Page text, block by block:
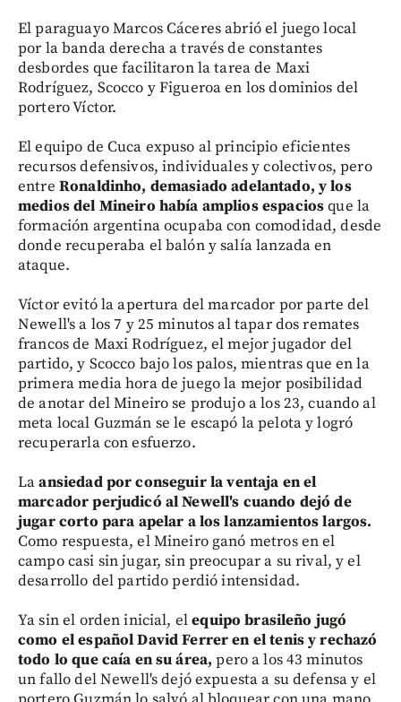
El paraguayo Marcos Cáceres abrió el juego local
por la banda derecha a través de constantes
desbordes que facilitaron la tarea de Maxi
Rodríguez, Scocco y Figueroa en los dominios del
portero Víctor.
El equipo de Cuca expuso al principio eficientes
recursos defensivos, individuales y colectivos, pero
entre Ronaldinho, demasiado adelantado, y los
medios del Mineiro había amplios espaciosque la
formación argentina ocupaba con comodidad, desde
donde recuperaba el balón y salía lanzada en
ataque.
Víctor evitó la apertura del marcador por parte del
Newell's a los 7 y 25 minutos al tapar dos remates
francos de Maxi Rodríguez, el mejor jugador del
partido, y Scocco bajo los palos, mientras que en la
primera media hora de juego la mejor posibilidad
de anotar del Mineiro se produjo a los 23, cuando al
meta local Guzmán se le escapó la pelota y logró
recuperarla con esfuerzo.
Laansiedad por conseguir la ventaja en el
marcador perjudicó al Newell's cuando dejó de
jugar corto para apelar a los lanzamientos largos.
Como respuesta, el Mineiro ganó metros en el
campo casi sin jugar, sin preocupar a su rival, y el
desarrollo del partido perdió intensidad.
Ya sin el orden inicial, elequipo brasileño jugó
como el español David Ferrer en el tenis y rechazó
todo lo que caía en su área, pero a los 43 minutos
un fallo del Newell's dejó expuesta a su defensa y el